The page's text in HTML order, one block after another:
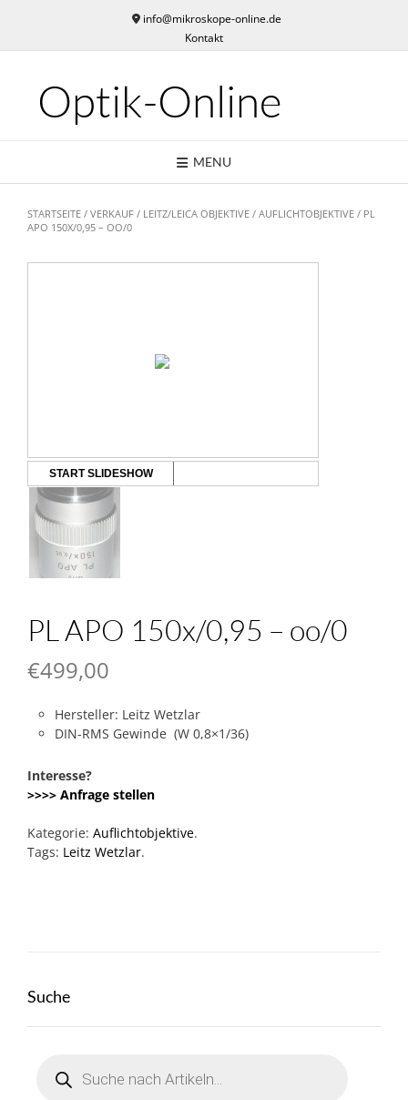
content
info@mikroskope-online.de
Kontakt
Optik-Online
MENU
STARTSEITE / VERKAUF / LEITZ/LEICA OBJEKTIVE / AUFLICHTOBJEKTIVE / PL
APO 150X/0,95 – OO/0
START SLIDESHOW
PL APO 150x/0,95 – oo/0
€499,00
Hersteller: Leitz Wetzlar
DIN-RMS Gewinde (W 0,8×1/36)
Interesse?
>>>> Anfrage stellen
Kategorie: Auflichtobjektive.
Tags: Leitz Wetzlar.
Suche
search